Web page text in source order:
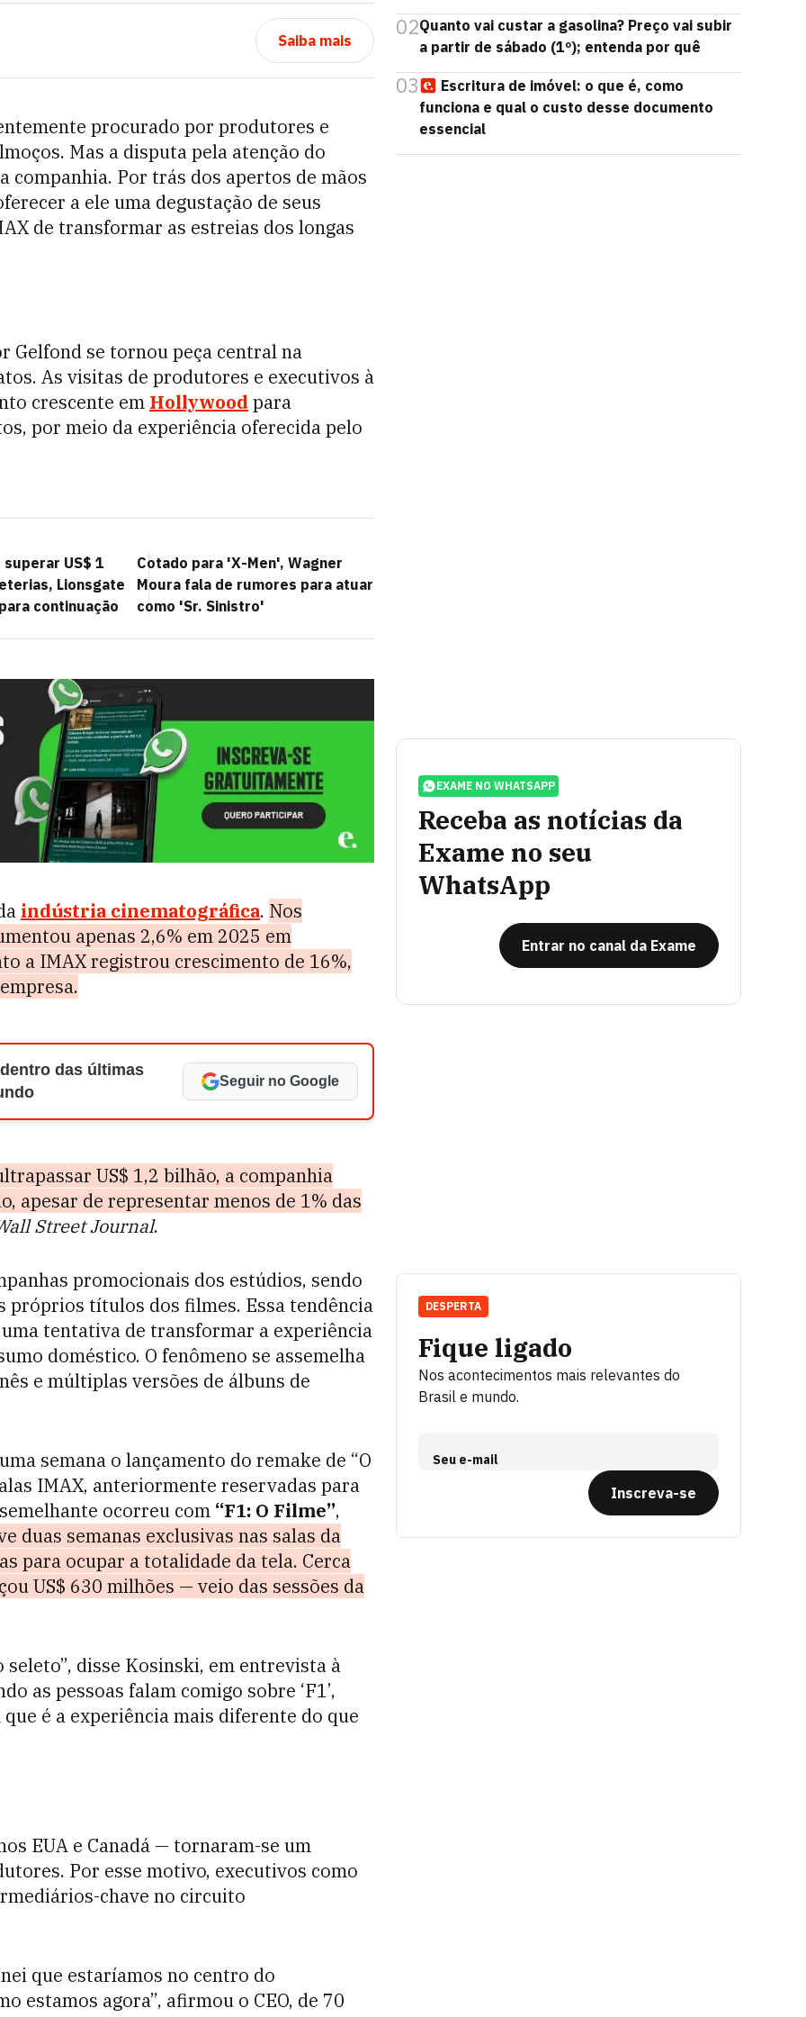
Saiba mais
procurado por produtores e
Mas a disputa pela atenção do
companhia. Por trás dos apertos de mãos
a ele uma degustação de seus
de transformar as estreias dos longas
Gelfond se tornou peça central na
As visitas de produtores e executivos à
crescente em Hollywood para
por meio da experiência oferecida pelo
US$ 1
Lionsgate
continuação
Cotado para 'X-Men', Wagner
Moura fala de rumores para atuar
como 'Sr. Sinistro'
indústria cinematográfica. Nos
apenas 2,6% em 2025 em
a IMAX registrou crescimento de 16%,
das últimas
Seguir no Google
US$ 1,2 bilhão, a companhia
apesar de representar menos de 1% das
Street Journal.
promocionais dos estúdios, sendo
próprios títulos dos filmes. Essa tendência
tentativa de transformar a experiência
doméstico. O fenômeno se assemelha
e múltiplas versões de álbuns de
semana o lançamento do remake de “O
IMAX, anteriormente reservadas para
ocorreu com “F1: O Filme”,
duas semanas exclusivas nas salas da
para ocupar a totalidade da tela. Cerca
US$ 630 milhões — veio das sessões da
disse Kosinski, em entrevista à
as pessoas falam comigo sobre ‘F1’,
é a experiência mais diferente do que
EUA e Canadá — tornaram-se um
Por esse motivo, executivos como
chave no circuito
que estaríamos no centro do
estamos agora”, afirmou o CEO, de 70
02Quanto vai custar a gasolina? Preço vai subir
a partir de sábado (1º); entenda por quê
03
Escritura de imóvel: o que é, como
funciona e qual o custo desse documento
essencial
EXAME NO WHATSAPP
Receba as notícias da
Exame no seu
WhatsApp
Entrar no canal da Exame
Fique ligado
Nos acontecimentos mais relevantes do
Brasil e mundo.
Seu e-mail
Inscreva-se
DESPERTA